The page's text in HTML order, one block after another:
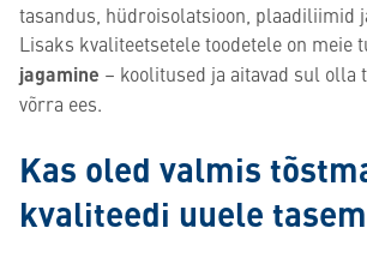
tasandus, hüdroisolatsioon, plaadiliimid
Lisaks kvaliteetsetele toodetele on meie
jagamine – koolitused ja aitavad sul olla
võrra ees.
Kas oled valmis
kvaliteedi uuele